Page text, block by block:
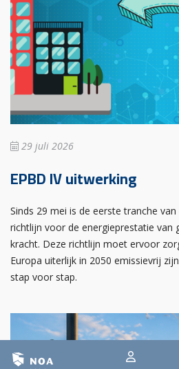
29 juli 2026
EPBD IV uitwerking
Sinds 29 mei is de eerste tranche
richtlijn voor de energieprestatie van
kracht. Deze richtlijn moet ervoor
Europa uiterlijk in 2050 emissievrij
stap voor stap.